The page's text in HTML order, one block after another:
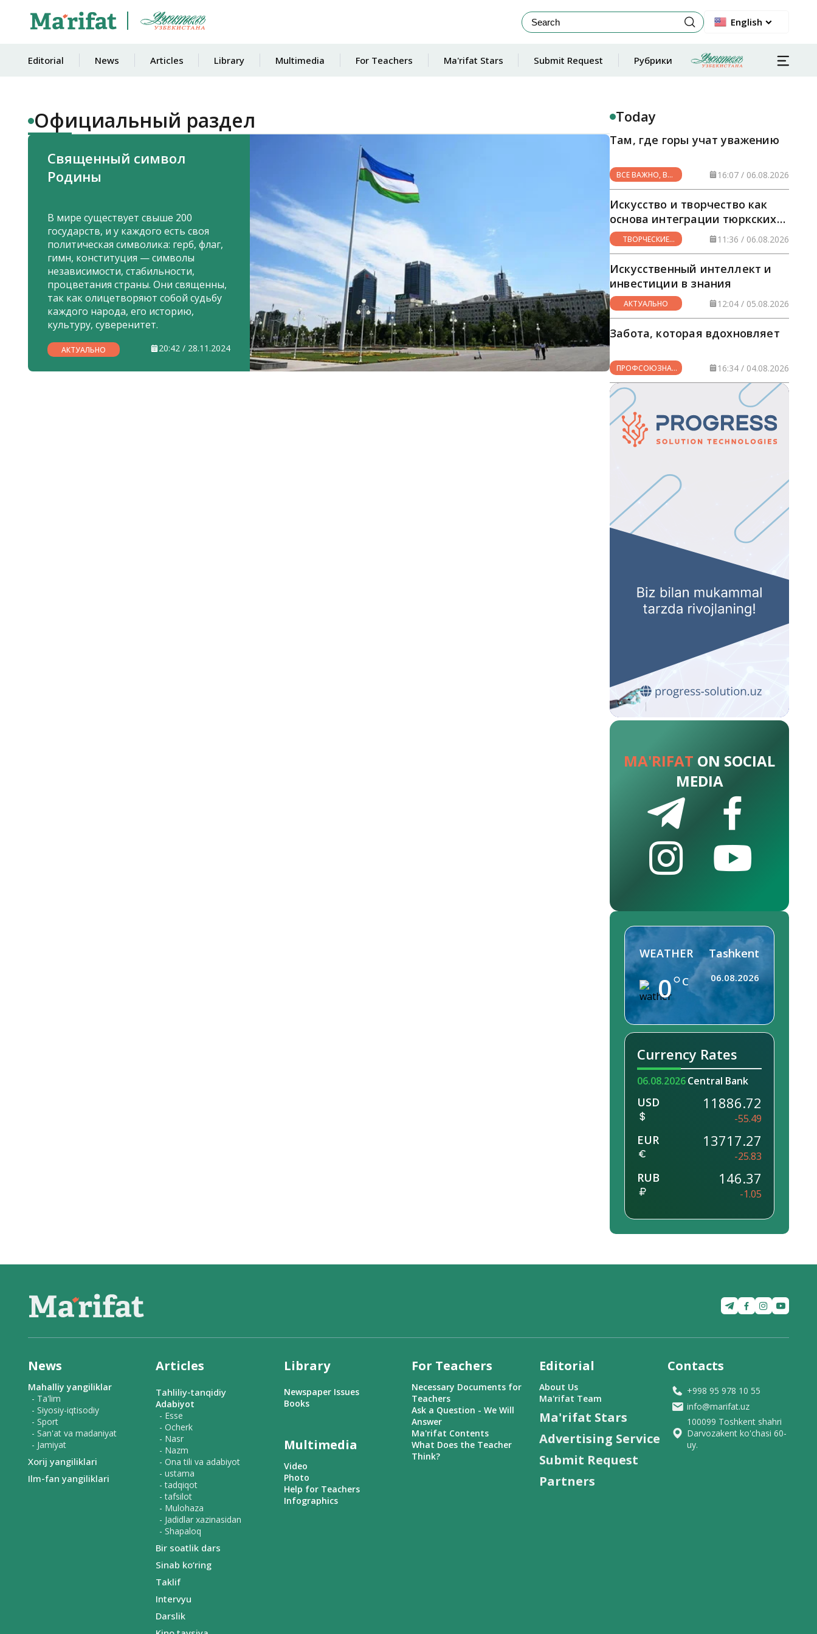
English
Editorial News Articles Library Multimedia For Teachers Ma'rifat Stars Submit Request Рубрики
Oфициальный раздел
Священный символ
Родины
В мире существует свыше 200
государств, и у каждого есть своя
политическая символика: герб, флаг,
гимн, конституция — символы
независимости, стабильности,
процветания страны. Они священны,
так как олицетворяют собой судьбу
каждого народа, его историю,
культуру, суверенитет.
АКТУАЛЬНО 20:42 / 28.11.2024
Today
Там, где горы учат уважению
ВСЕ ВАЖНО, ВСЕ
НУЖНО
16:07 / 06.08.2026
Искусство и творчество как
основа интеграции тюркских
стран
ТВОРЧЕСКИЕ
ГОРИЗОНТЫ
11:36 / 06.08.2026
Искусственный интеллект и
инвестиции в знания
АКТУАЛЬНО 12:04 / 05.08.2026
Забота, которая вдохновляет
ПРОФСОЮЗНАЯ
ЖИЗНЬ
16:34 / 04.08.2026
MA'RIFAT ON SOCIAL
MEDIA
WEATHER
0 C
Tashkent
06.08.2026
Currency Rates
06.08.2026Central Bank
USD 11886.72
-55.49
EUR 13717.27
-25.83
RUB 146.37
-1.05
News
Mahalliy yangiliklar
- Ta'lim
- Siyosiy-iqtisodiy
- Sport
- San'at va madaniyat
- Jamiyat
Xorij yangiliklari
Ilm-fan yangiliklari
Articles
Tahliliy-tanqidiy
Adabiyot
- Esse
- Ocherk
- Nasr
- Nazm
- Ona tili va adabiyot
- ustama
- tadqiqot
- tafsilot
- Mulohaza
- Jadidlar xazinasidan
- Shapaloq
Bir soatlik dars
Sinab ko‘ring
Taklif
Intervyu
Darslik
Library
Newspaper Issues
Books
Multimedia
Video
Photo
Help for Teachers
Infographics
For Teachers
Necessary Documents for
Teachers
Ask a Question - We Will
Answer
Ma'rifat Contents
What Does the Teacher
Think?
Editorial
About Us
Ma'rifat Team
Ma'rifat Stars
Advertising Service
Submit Request
Partners
Contacts
+998 95 978 10 55
info@marifat.uz
100099 Toshkent shahri
Darvozakent ko'chasi 60-
uy.